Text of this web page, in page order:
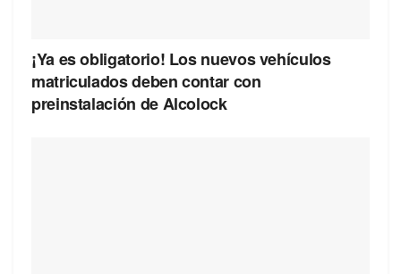
¡Ya es obligatorio! Los nuevos vehículos
matriculados deben contar con
preinstalación de Alcolock